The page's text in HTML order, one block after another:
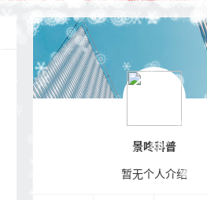
景咚科普
暂无个人介绍